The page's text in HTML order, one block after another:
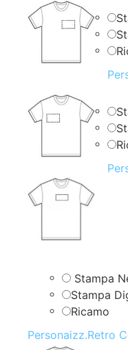
Stampa
Stampa
Ricamo
Personaizz.Retro